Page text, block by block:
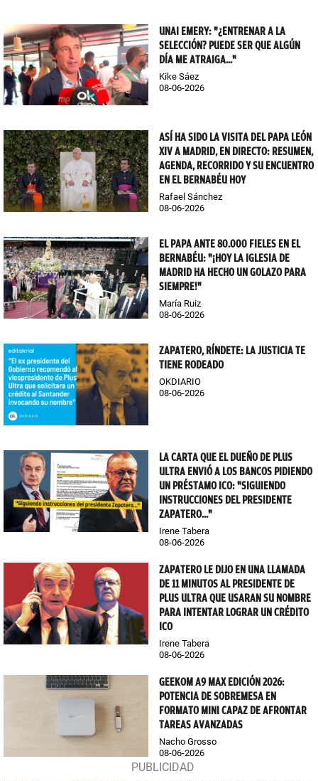
UNAI EMERY: "¿ENTRENAR A LA
SELECCIÓN? PUEDE SER QUE ALGÚN
DÍA ME ATRAIGA..."
Kike Sáez
08-06-2026
ASÍ HA SIDO LA VISITA DEL PAPA LEÓN
XIV A MADRID, EN DIRECTO: RESUMEN,
AGENDA, RECORRIDO Y SU ENCUENTRO
EN EL BERNABÉU HOY
Rafael Sánchez
08-06-2026
EL PAPA ANTE 80.000 FIELES EN EL
BERNABÉU: "¡HOY LA IGLESIA DE
MADRID HA HECHO UN GOLAZO PARA
SIEMPRE!"
María Ruiz
08-06-2026
ZAPATERO, RÍNDETE: LA JUSTICIA TE
TIENE RODEADO
OKDIARIO
08-06-2026
LA CARTA QUE EL DUEÑO DE PLUS
ULTRA ENVIÓ A LOS BANCOS PIDIENDO
UN PRÉSTAMO ICO: "SIGUIENDO
INSTRUCCIONES DEL PRESIDENTE
ZAPATERO..."
Irene Tabera
08-06-2026
ZAPATERO LE DIJO EN UNA LLAMADA
DE 11 MINUTOS AL PRESIDENTE DE
PLUS ULTRA QUE USARAN SU NOMBRE
PARA INTENTAR LOGRAR UN CRÉDITO
ICO
Irene Tabera
08-06-2026
GEEKOM A9 MAX EDICIÓN 2026:
POTENCIA DE SOBREMESA EN
FORMATO MINI CAPAZ DE AFRONTAR
TAREAS AVANZADAS
Nacho Grosso
08-06-2026